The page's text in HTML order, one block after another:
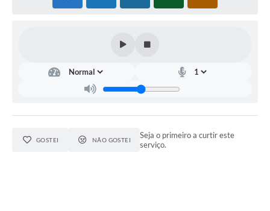
GOSTEI NÃO GOSTEI
Seja o primeiro a curtir este
serviço.